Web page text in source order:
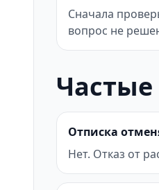
Сначала
вопрос не
Отписка
Нет. Отказ от